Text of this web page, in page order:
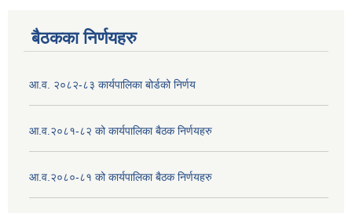
बैठकका निर्णयहरु
आ.व. २०८२-८३ कार्यपालिका बोर्डको निर्णय
आ.व.२०८१-८२ को कार्यपालिका बैठक निर्णयहरु
आ.व.२०८०-८१ को कार्यपालिका बैठक निर्णयहरु